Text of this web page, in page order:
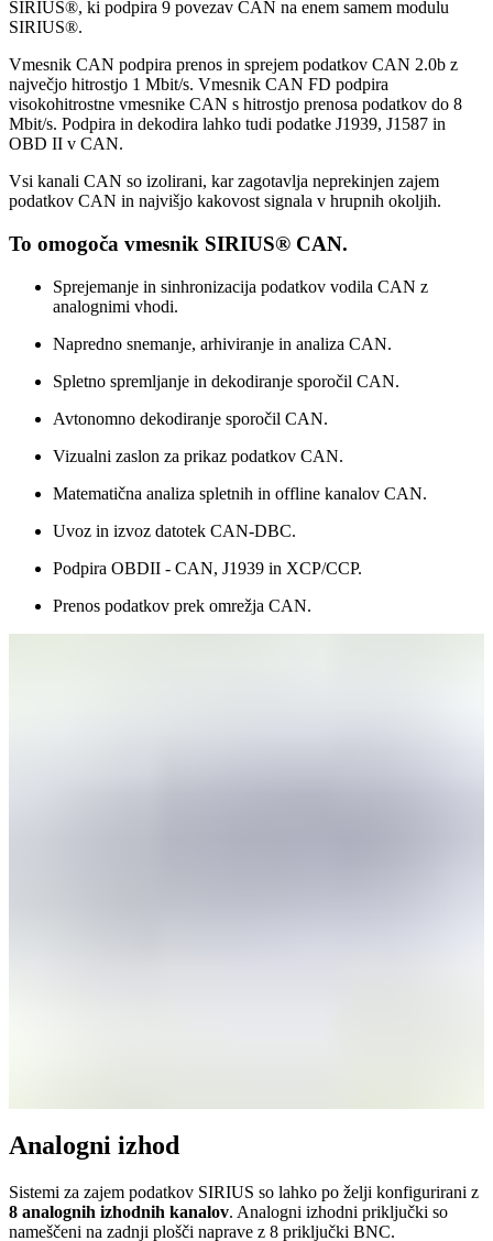
SIRIUS®, ki podpira 9 povezav CAN na enem samem modulu
SIRIUS®.
Vmesnik CAN podpira prenos in sprejem podatkov CAN 2.0b z
največjo hitrostjo 1 Mbit/s. Vmesnik CAN FD podpira
visokohitrostne vmesnike CAN s hitrostjo prenosa podatkov do 8
Mbit/s. Podpira in dekodira lahko tudi podatke J1939, J1587 in
OBD II v CAN.
Vsi kanali CAN so izolirani, kar zagotavlja neprekinjen zajem
podatkov CAN in najvišjo kakovost signala v hrupnih okoljih.
To omogoča vmesnik SIRIUS® CAN.
Sprejemanje in sinhronizacija podatkov vodila CAN z
analognimi vhodi.
Napredno snemanje, arhiviranje in analiza CAN.
Spletno spremljanje in dekodiranje sporočil CAN.
Avtonomno dekodiranje sporočil CAN.
Vizualni zaslon za prikaz podatkov CAN.
Matematična analiza spletnih in offline kanalov CAN.
Uvoz in izvoz datotek CAN-DBC.
Podpira OBDII - CAN, J1939 in XCP/CCP.
Prenos podatkov prek omrežja CAN.
Analogni izhod
Sistemi za zajem podatkov SIRIUS so lahko po želji konfigurirani z
8 analognih izhodnih kanalov. Analogni izhodni priključki so
nameščeni na zadnji plošči naprave z 8 priključki BNC.